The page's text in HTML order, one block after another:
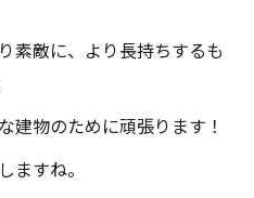
素敵に、より長持ちするも
建物のために頑張ります！
ますね。